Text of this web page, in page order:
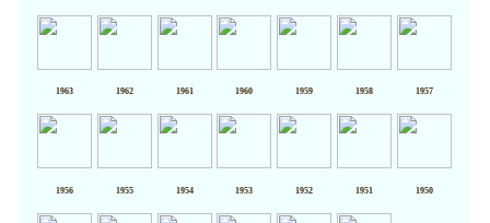
1963 1962 1961 1960 1959 1958 1957
1956 1955 1954 1953 1952 1951 1950